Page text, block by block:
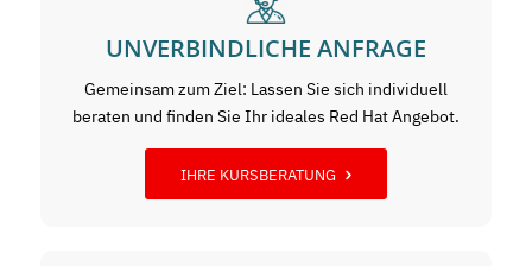
UNVERBINDLICHE ANFRAGE
Gemeinsam zum Ziel: Lassen Sie sich individuell
beraten und finden Sie Ihr ideales Red Hat Angebot.
IHRE KURSBERATUNG